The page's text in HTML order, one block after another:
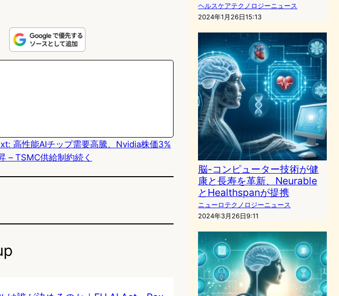
高性能AIチップ需要高騰、Nvidia株価3%
– TSMC供給制約続く
ヘルスケアテクノロジーニュース
2024年1月26日15:13
脳-コンピューター技術が健
康と長寿を革新、Neurable
とHealthspanが提携
ニューロテクノロジーニュース
2024年3月26日9:11